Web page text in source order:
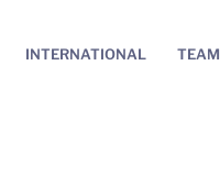
INTERNATIONAL TEAM